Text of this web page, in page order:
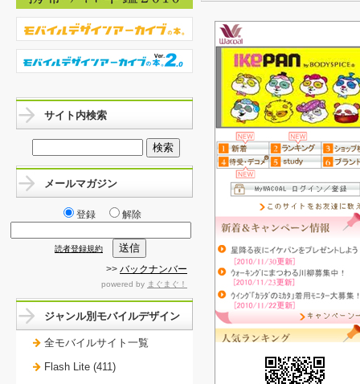
サイト内検索
メールマガジン
登録 解除
読者登録規約
>> バックナンバー
powered by まぐまぐ！
ジャンル別モバイルデザイン
全モバイルサイト一覧
Flash Lite (411)